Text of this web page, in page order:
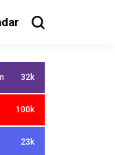
32k
100k
23k